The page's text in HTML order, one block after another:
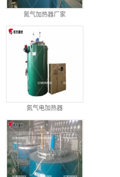
氮气加热器厂家
氮气电加热器